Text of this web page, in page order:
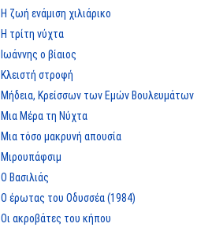
Η ζωή ενάμιση χιλιάρικο
Η τρίτη νύχτα
Ιωάννης ο βίαιος
Κλειστή στροφή
Μήδεια, Κρείσσων των Εμών Βουλευμάτων
Μια Μέρα τη Νύχτα
Μια τόσο μακρυνή απουσία
Μιρουπάφσιμ
Ο Βασιλιάς
Ο έρωτας του Οδυσσέα (1984)
Οι ακροβάτες του κήπου